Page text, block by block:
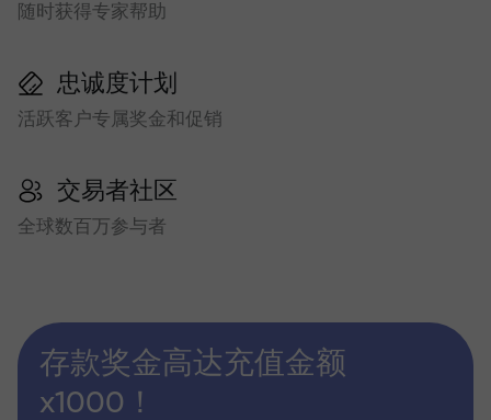
随时获得专家帮助
忠诚度计划
活跃客户专属奖金和促销
交易者社区
全球数百万参与者
存款奖金高达充值金额
x1000！